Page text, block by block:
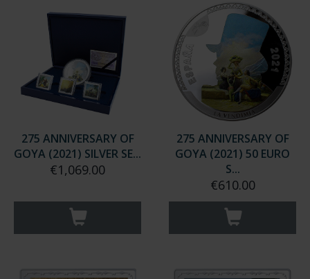
275 ANNIVERSARY OF
GOYA (2021) SILVER SE...
€1,069.00
275 ANNIVERSARY OF
GOYA (2021) 50 EURO
S...
€610.00